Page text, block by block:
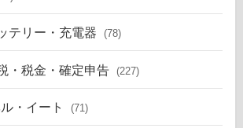
テリー・充電器 (78)
・税金・確定申告 (227)
・イート (71)